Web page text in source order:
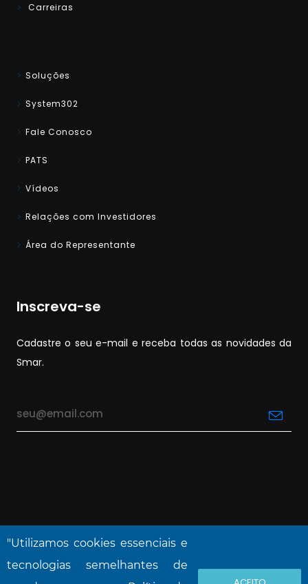
Carreiras
Soluções
System302
Fale Conosco
PATS
Vídeos
Relações com Investidores
Área do Representante
Inscreva-se
Cadastre o seu e-mail e receba todas as novidades da
Smar.
"Utilizamos cookies essenciais e
tecnologias semelhantes de